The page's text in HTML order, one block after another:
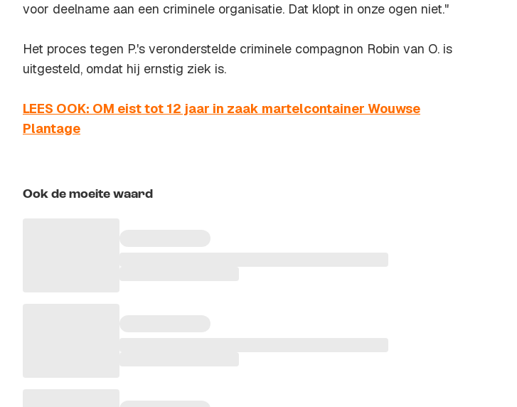
voor deelname aan een criminele organisatie. Dat klopt in onze ogen niet."
Het proces tegen P.'s veronderstelde criminele compagnon Robin van O. is
uitgesteld, omdat hij ernstig ziek is.
LEES OOK: OM eist tot 12 jaar in zaak martelcontainer Wouwse
Plantage
Ook de moeite waard